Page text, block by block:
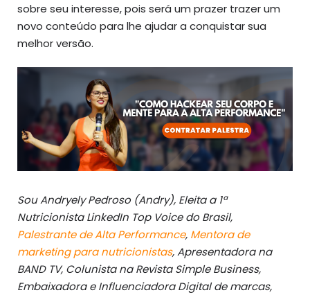
sobre seu interesse, pois será um prazer trazer um
novo conteúdo para lhe ajudar a conquistar sua
melhor versão.
Sou Andryely Pedroso (Andry), Eleita a 1ª
Nutricionista LinkedIn Top Voice do Brasil,
Palestrante de Alta Performance, Mentora de
marketing para nutricionistas, Apresentadora na
BAND TV, Colunista na Revista Simple Business,
Embaixadora e Influenciadora Digital de marcas,